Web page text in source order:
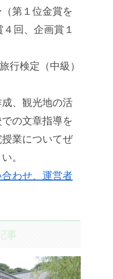
第１位金賞を
回、企画賞１
行検定（中級）
、観光地の活
の文章指導を
業についてぜ
。
わせ、運営者
事